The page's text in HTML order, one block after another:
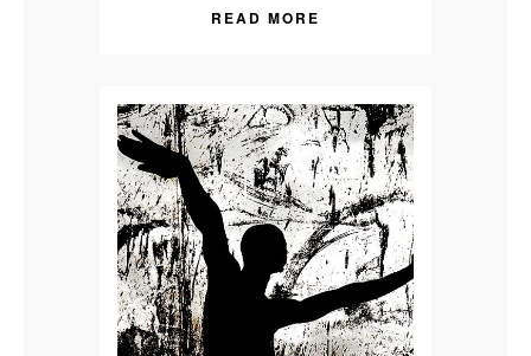
READ MORE